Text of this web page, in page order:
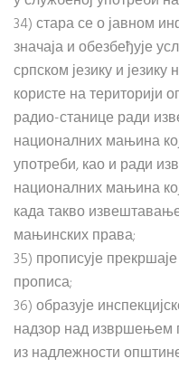
34) стара се о јавном
значаја и обезбеђује
српском језику и
користе на територији
радио-станице ради
националних мањина
употреби, као и ради
националних мањина
када такво
мањинских права;
35) прописује
прописа;
36) образује
надзор над извршењем
из надлежности